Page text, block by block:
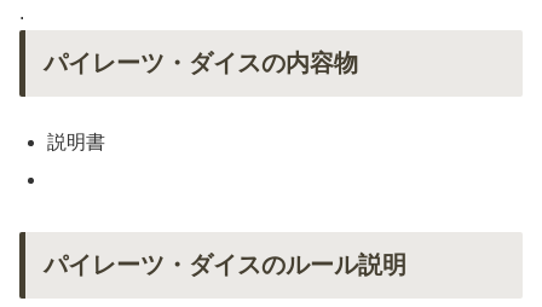
.
パイレーツ・ダイスの内容物
説明書
パイレーツ・ダイスのルール説明